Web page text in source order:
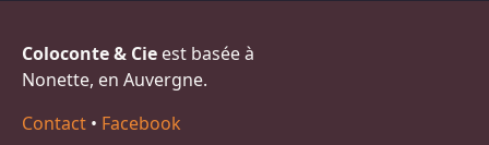
Coloconte & Cie est basée à
Nonette, en Auvergne.
Contact • Facebook